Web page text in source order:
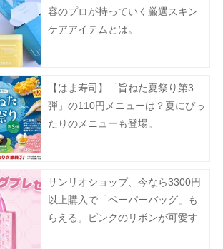
容のプロが持っていく厳選スキン
ケアアイテムとは。
【はま寿司】「旨ねた夏祭り第3
弾」の110円メニューは？夏にぴっ
たりのメニューも登場。
サンリオショップ、今なら3300円
以上購入で「ペーパーバッグ」も
らえる。ピンクのリボンが可愛す